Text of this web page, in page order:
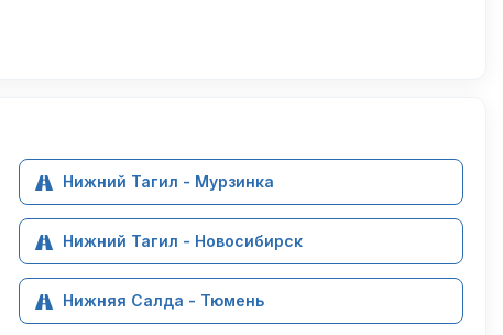
Нижний Тагил - Мурзинка
Нижний Тагил - Новосибирск
Нижняя Салда - Тюмень